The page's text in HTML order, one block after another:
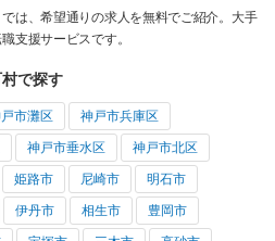
は、希望通りの求人を無料でご紹介。大手
支援サービスです。
で探す
市灘区 神戸市兵庫区
神戸市垂水区 神戸市北区
姫路市 尼崎市 明石市
伊丹市 相生市 豊岡市